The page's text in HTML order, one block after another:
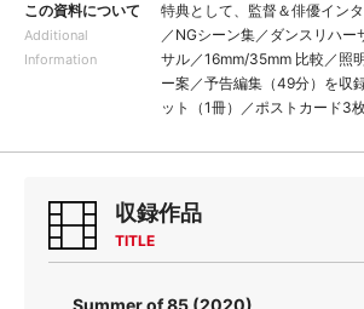
この資料について
Additional
Information
特典として、監督＆俳優イン
／NGシーン集／ダンスリハー
サル／16mm/35mm 比較／照
ー案／予告編集（49分）を収
ット（1冊）／ポストカード3
収録作品
TITLE
Summer of 85 (2020)